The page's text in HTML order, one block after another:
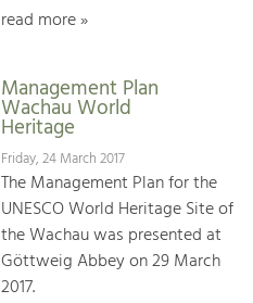
read more »
Management Plan
Wachau World
Heritage
Friday, 24 March 2017
The Management Plan for the
UNESCO World Heritage Site of
the Wachau was presented at
Göttweig Abbey on 29 March
2017.